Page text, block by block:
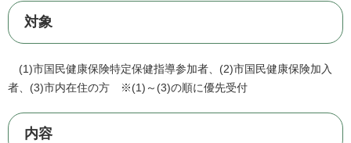
対象
(1)市国民健康保険特定保健指導参加者、(2)市国民健康保険加入
者、(3)市内在住の方 ※(1)～(3)の順に優先受付
内容